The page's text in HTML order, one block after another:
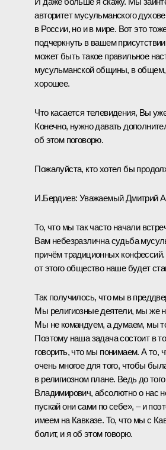
авторитет мусульманского
в России, но и в мире. Вот это
подчеркнуть в вашем
может быть такое правильное
мусульманской общины, в общем,
хорошее.
Что касается телевидения, Вы
Конечно, нужно давать
об этом поговорю.
Пожалуйста, кто хотел бы
И.Бердиев: Уважаемый Дмитрий
То, что мы так часто начали
Вам небезразлична судьба
причём традиционных конфессий.
от этого общество наше будет
Так получилось, что мы в
Мы религиозные деятели, мы же
Мы не командуем, а думаем, мы
Поэтому наша задача состоит в
говорить, что мы понимаем. А то,
очень многое для того, чтобы
в религиозном плане. Ведь до
Владимирович, абсолютно о нас
пускай они сами по себе», – и
имеем на Кавказе. То, что мы с
болит, и я об этом говорю.